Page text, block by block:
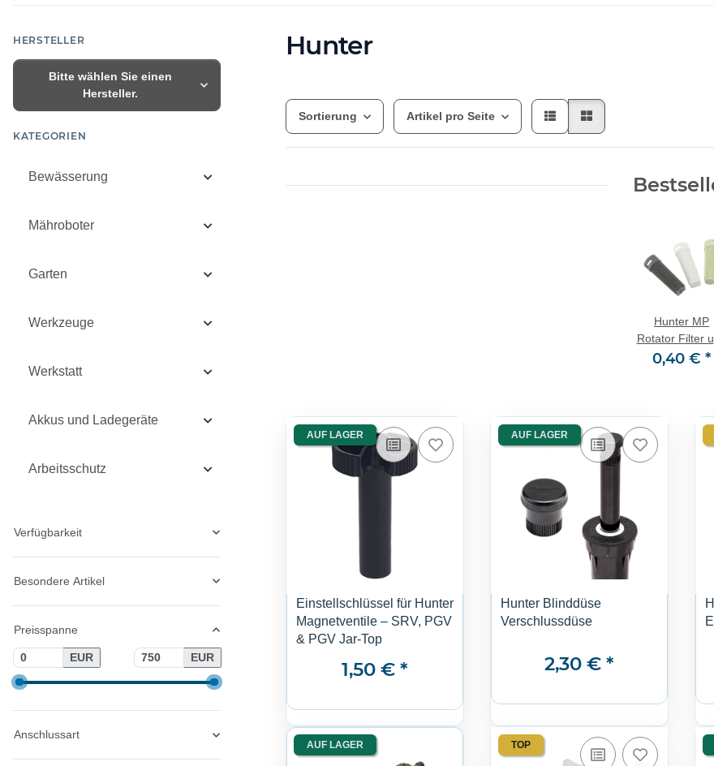
Hunter
Sortierung Artikel pro Seite
Hunter MP
Rotator Filter
Ersatzsiebe
0,40 € *
AUF LAGER
Einstellschlüssel für Hunter
Magnetventile – SRV, PGV
& PGV Jar-Top
1,50 €*
AUF LAGER
Hunter Blinddüse
Verschlussdüse
2,30 €*
AUF LAGER TOP
HERSTELLER
Bitte wählen Sie einen
Hersteller.
KATEGORIEN
Bewässerung
Mähroboter
Garten
Werkzeuge
Werkstatt
Akkus und Ladegeräte
Arbeitsschutz
Verfügbarkeit
Besondere Artikel
Preisspanne
EUR EUR
Anschlussart